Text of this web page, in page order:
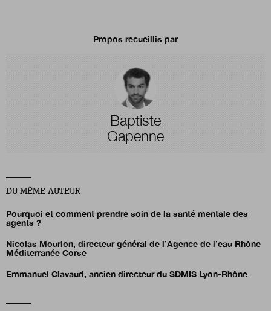
Propos recueillis par
Baptiste
Gapenne
DU MÊME AUTEUR
Pourquoi et comment prendre soin de la santé mentale des
agents ?
Nicolas Mourlon, directeur général de l’Agence de l’eau Rhône
Méditerranée Corse
Emmanuel Clavaud, ancien directeur du SDMIS Lyon-Rhône